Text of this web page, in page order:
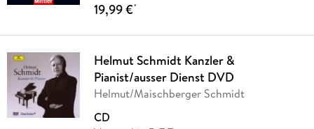
19,99 €*
Helmut Schmidt Kanzler &
Pianist/ausser Dienst DVD
Helmut/Maischberger Schmidt
CD